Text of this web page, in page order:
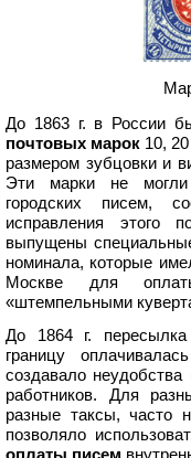
До 1863 г. в России
почтовых марок 10,
размером зубцовки и
Эти марки не
городских писем,
исправления этого
выпущены
номинала, которые
Москве для
«штемпельными
До 1864 г. пересылка
границу
создавало
работников. Для
разные таксы, часто
позволяло